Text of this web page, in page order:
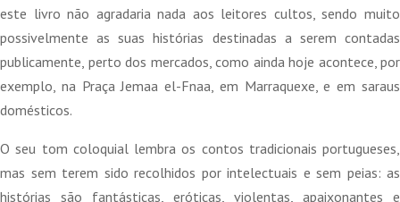
este livro não agradaria nada aos leitores cultos, sendo muito
possivelmente as suas histórias destinadas a serem contadas
publicamente, perto dos mercados, como ainda hoje acontece, por
exemplo, na Praça Jemaa el-Fnaa, em Marraquexe, e em saraus
domésticos.
O seu tom coloquial lembra os contos tradicionais portugueses,
mas sem terem sido recolhidos por intelectuais e sem peias: as
histórias são fantásticas, eróticas, violentas, apaixonantes e